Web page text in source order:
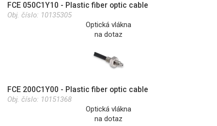
FCE 050C1Y10 - Plastic fiber optic cable
Obj. číslo: 10135305
Optická vlákna
na dotaz
FCE 200C1Y00 - Plastic fiber optic cable
Obj. číslo: 10151368
Optická vlákna
na dotaz